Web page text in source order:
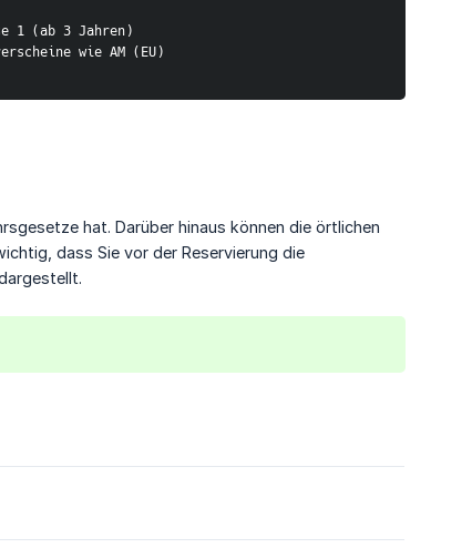
1 (ab 3 Jahren)
wie AM (EU)
hat. Darüber hinaus können die örtlichen
dass Sie vor der Reservierung die